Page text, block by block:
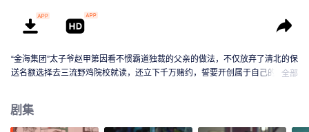
“金海集团”太子爷赵甲第因看不惯霸道独裁的父亲的做法，不仅放弃了清北的保
送名额选择去三流野鸡院校就读，还立下千万赌约，誓要开创属于自己的商业
全部
剧集